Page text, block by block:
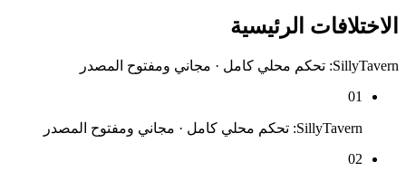
الاختلافات الرئيسية
SillyTavern: تحكم محلي كامل · مجاني ومفتوح المصدر
01
SillyTavern: تحكم محلي كامل · مجاني ومفتوح المصدر
02